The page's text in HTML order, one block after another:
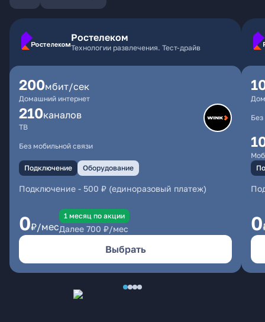
Ростелеком
Технологии развлечения. Тест-драйв
200мбит/сек
Домашний интернет
210каналов
ТВ
Без мобильной связи
Подключение Оборудование
Подключение - 500 ₽ (единоразовый платеж)
0₽/мес
1 месяц по акции
Далее 700 ₽/мес
Выбрать
0